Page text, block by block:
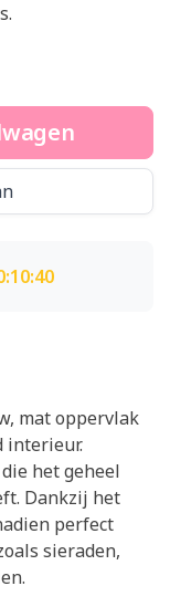
mat oppervlak
interieur.
het geheel
Dankzij het
perfect
sieraden,